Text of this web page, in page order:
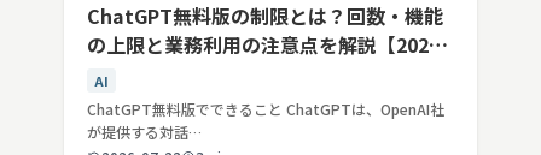
ChatGPT無料版の制限とは？回数・機能
の上限と業務利用の注意点を解説【2026
年最新】
AI
ChatGPT無料版でできること ChatGPTは、OpenAI社
が提供する対話…